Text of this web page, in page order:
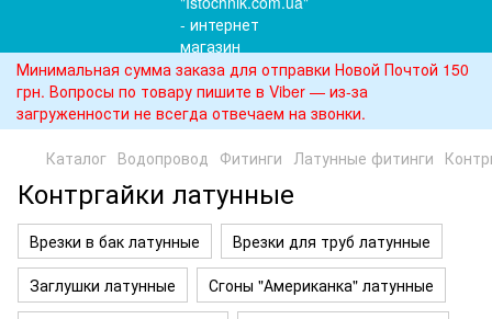
Минимальная сумма заказа для отправки Новой Почтой 150
грн. Вопросы по товару пишите в Viber — из-за
загруженности не всегда отвечаем на звонки.
Каталог Водопровод Фитинги Латунные фитинги
Контргайки латунные
Врезки в бак латунные
Врезки для труб латунные
Заглушки латунные
Сгоны "Американка" латунные